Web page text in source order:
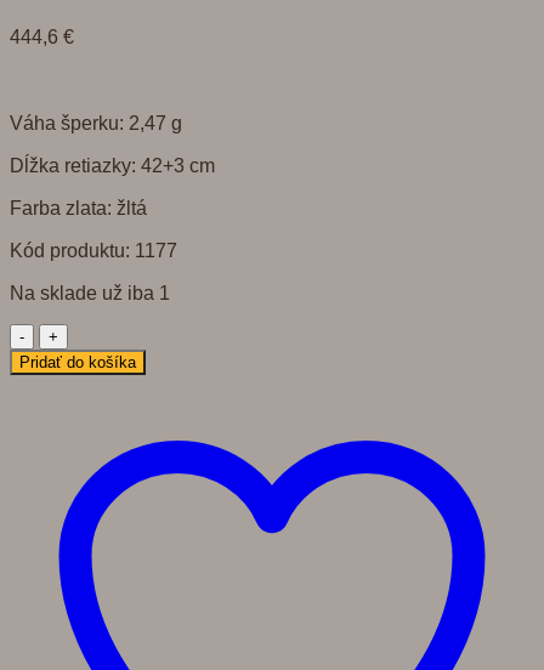
444,6 €
Váha šperku: 2,47 g
Dĺžka retiazky: 42+3 cm
Farba zlata: žltá
Kód produktu: 1177
Na sklade už iba 1
množstvo
1177
Retiazka
Pridať do košíka